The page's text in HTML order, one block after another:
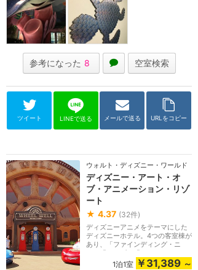
参考になった 8 空室検索
ツイート LINEで送る メールで送る URLをコピー
ウォルト・ディズニー・ワールド（
ディズニー・アート・オ
ブ・アニメーション・リゾ
ート
★ 4.37 (32件)
ディズニーアニメをテーマにした
ディズニーホテル。4つの客室棟が
あり、「ファインディング・ニ
モ」「カーズ」「ラ...
1泊1室 ￥31,389 ～